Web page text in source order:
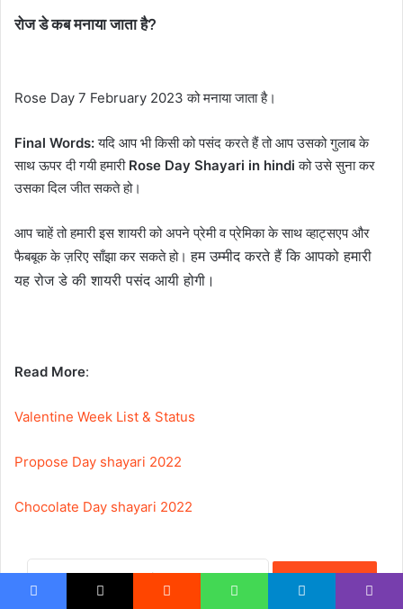
रोज डे कब मनाया जाता है?
Rose Day 7 February 2023 को मनाया जाता है।
Final Words:यदि आप भी किसी को पसंद करते हैं तो आप उसको गुलाब के
साथ ऊपर दी गयी हमारी Rose Day Shayari in hindi को उसे सुना कर
उसका दिल जीत सकते हो।
आप चाहें तो हमारी इस शायरी को अपने प्रेमी व प्रेमिका के साथ व्हाट्सएप और
फैबबूक के ज़रिए साँझा कर सकते हो।हम उम्मीद करते हैं कि आपको हमारी
यह रोज डे की शायरी पसंद आयी होगी।
Read More:
Valentine Week List & Status
Propose Day shayari 2022
Chocolate Day shayari 2022